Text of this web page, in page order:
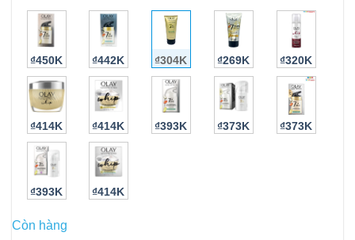
₫450K ₫442K ₫304K ₫269K ₫320K
₫414K ₫414K ₫393K ₫373K ₫373K
₫393K ₫414K
Còn hàng